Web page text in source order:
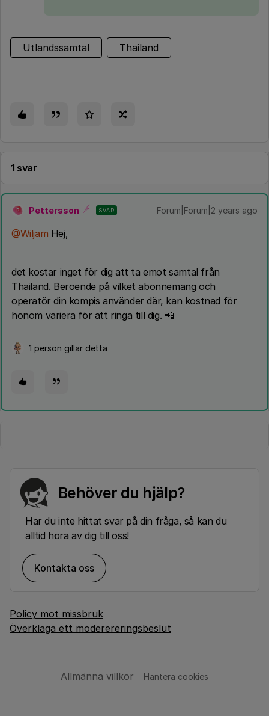
Utlandssamtal Thailand
1 svar
P Pettersson SVAR Forum|Forum|2 years ago
@Wiljam Hej,
det kostar inget för dig att ta emot samtal från
Thailand. Beroende på vilket abonnemang och
operatör din kompis använder där, kan kostnad för
honom variera för att ringa till dig. 📲
1 person gillar detta
Behöver du hjälp?
Har du inte hittat svar på din fråga, så kan du
alltid höra av dig till oss!
Kontakta oss
Policy mot missbruk
Överklaga ett moderereringsbeslut
Allmänna villkor Hantera cookies